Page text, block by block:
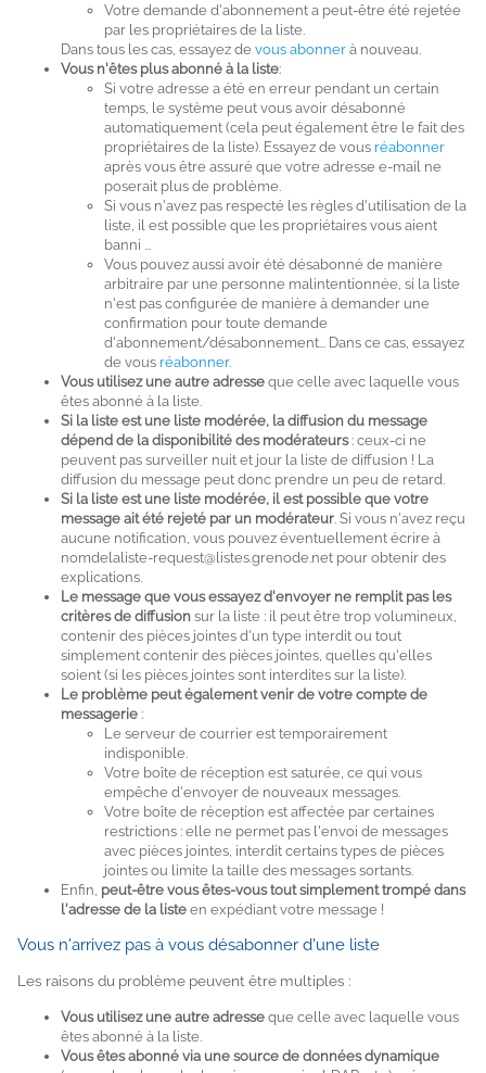
Votre demande d'abonnement a peut-être été rejetée
par les propriétaires de la liste.
Dans tous les cas, essayez de vous abonner à nouveau.
Vous n'êtes plus abonné à la liste:
Si votre adresse a été en erreur pendant un certain
temps, le système peut vous avoir désabonné
automatiquement (cela peut également être le fait des
propriétaires de la liste). Essayez de vous réabonner
après vous être assuré que votre adresse e-mail ne
poserait plus de problème.
Si vous n'avez pas respecté les règles d'utilisation de la
liste, il est possible que les propriétaires vous aient
banni ...
Vous pouvez aussi avoir été désabonné de manière
arbitraire par une personne malintentionnée, si la liste
n'est pas configurée de manière à demander une
confirmation pour toute demande
d'abonnement/désabonnement... Dans ce cas, essayez
de vous réabonner.
Vous utilisez une autre adresse que celle avec laquelle vous
êtes abonné à la liste.
Si la liste est une liste modérée, la diffusion du message
dépend de la disponibilité des modérateurs: ceux-ci ne
peuvent pas surveiller nuit et jour la liste de diffusion ! La
diffusion du message peut donc prendre un peu de retard.
Si la liste est une liste modérée, il est possible que votre
message ait été rejeté par un modérateur . Si vous n'avez reçu
aucune notification, vous pouvez éventuellement écrire à
nomdelaliste-request@listes.grenode.net pour obtenir des
explications.
Le message que vous essayez d'envoyer ne remplit pas les
critères de diffusion sur la liste : il peut être trop volumineux,
contenir des pièces jointes d'un type interdit ou tout
simplement contenir des pièces jointes, quelles qu'elles
soient (si les pièces jointes sont interdites sur la liste).
Le problème peut également venir de votre compte de
messagerie :
Le serveur de courrier est temporairement
indisponible.
Votre boîte de réception est saturée, ce qui vous
empêche d'envoyer de nouveaux messages.
Votre boîte de réception est affectée par certaines
restrictions : elle ne permet pas l'envoi de messages
avec pièces jointes, interdit certains types de pièces
jointes ou limite la taille des messages sortants.
Enfin, peut-être vous êtes-vous tout simplement trompé dans
l'adresse de la liste en expédiant votre message !
Vous n'arrivez pas à vous désabonner d'une liste
Les raisons du problème peuvent être multiples :
Vous utilisez une autre adresse que celle avec laquelle vous
êtes abonné à la liste.
Vous êtes abonné via une source de données dynamique